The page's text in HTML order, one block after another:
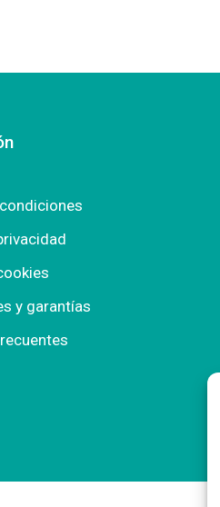
y garantías